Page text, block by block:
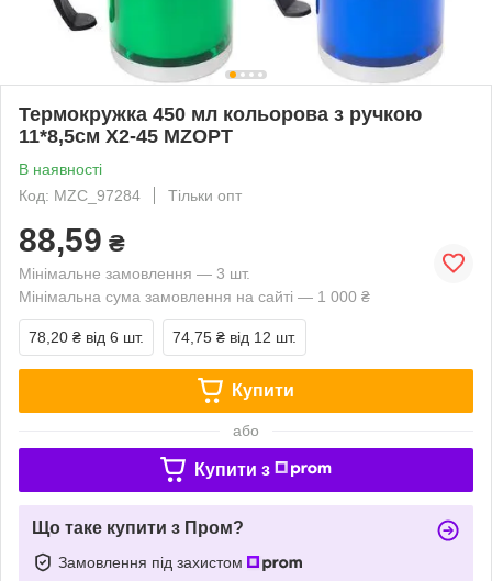
Термокружка 450 мл кольорова з ручкою
11*8,5см X2-45 MZOPT
В наявності
Код: MZC_97284
Тільки опт
88,59 ₴
Мінімальне замовлення — 3 шт.
Мінімальна сума замовлення на сайті — 1 000 ₴
78,20 ₴ від 6 шт. 74,75 ₴ від 12 шт.
Купити
або
Купити з
Що таке купити з Пром?
Замовлення під захистом